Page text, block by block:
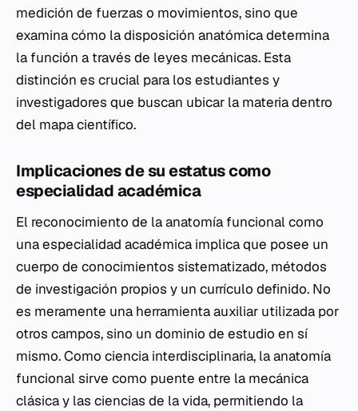
medición de fuerzas o movimientos, sino que
examina cómo la disposición anatómica determina
la función a través de leyes mecánicas. Esta
distinción es crucial para los estudiantes y
investigadores que buscan ubicar la materia dentro
del mapa científico.
Implicaciones de su estatus como
especialidad académica
El reconocimiento de la anatomía funcional como
una especialidad académica implica que posee un
cuerpo de conocimientos sistematizado, métodos
de investigación propios y un currículo definido. No
es meramente una herramienta auxiliar utilizada por
otros campos, sino un dominio de estudio en sí
mismo. Como ciencia interdisciplinaria, la anatomía
funcional sirve como puente entre la mecánica
clásica y las ciencias de la vida, permitiendo la